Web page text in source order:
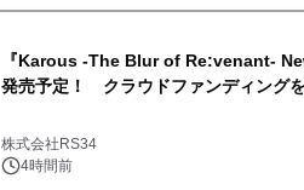
『Karous -The Blur of Re:venant-
発売予定！ クラウドファンディング
株式会社RS34
4時間前